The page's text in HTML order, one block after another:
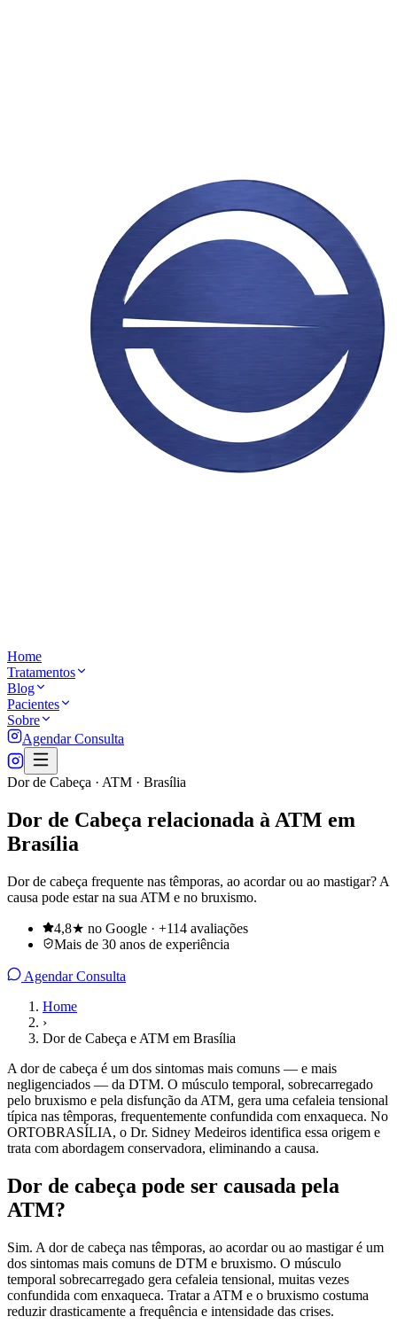
Home
Tratamentos
Blog
Pacientes
Sobre
Agendar Consulta
Dor de Cabeça · ATM · Brasília
Dor de Cabeça relacionada à ATM em
Brasília
Dor de cabeça frequente nas têmporas, ao acordar ou ao mastigar? A
causa pode estar na sua ATM e no bruxismo.
4,8★ no Google · +114 avaliações
Mais de 30 anos de experiência
Agendar Consulta
Home
›
Dor de Cabeça e ATM em Brasília
A dor de cabeça é um dos sintomas mais comuns — e mais
negligenciados — da DTM. O músculo temporal, sobrecarregado
pelo bruxismo e pela disfunção da ATM, gera uma cefaleia tensional
típica nas têmporas, frequentemente confundida com enxaqueca. No
ORTOBRASÍLIA, o Dr. Sidney Medeiros identifica essa origem e
trata com abordagem conservadora, eliminando a causa.
Dor de cabeça pode ser causada pela
ATM?
Sim. A dor de cabeça nas têmporas, ao acordar ou ao mastigar é um
dos sintomas mais comuns de DTM e bruxismo. O músculo
temporal sobrecarregado gera cefaleia tensional, muitas vezes
confundida com enxaqueca. Tratar a ATM e o bruxismo costuma
reduzir drasticamente a frequência e intensidade das crises.